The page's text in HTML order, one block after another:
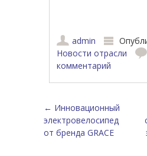
admin
Новости отрасли
комментарий
Навигация
← Инновационный
электровелосипед
от бренда GRACE